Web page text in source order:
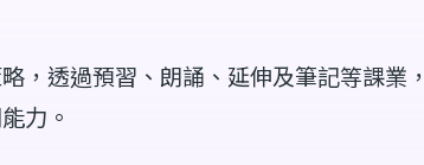
，透過預習、朗誦、延伸及筆記等課業
力。